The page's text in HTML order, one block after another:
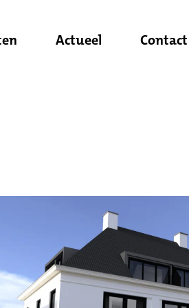
Actueel Contact